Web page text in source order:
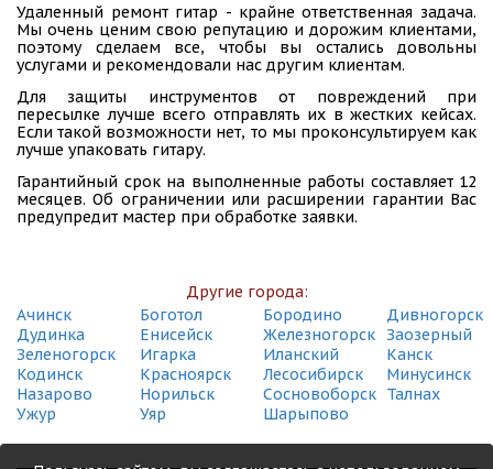
Удаленный ремонт гитар - крайне ответственная задача.
Мы очень ценим свою репутацию и дорожим клиентами,
поэтому сделаем все, чтобы вы остались довольны
услугами и рекомендовали нас другим клиентам.
Для защиты инструментов от повреждений при
пересылке лучше всего отправлять их в жестких кейсах.
Если такой возможности нет, то мы проконсультируем как
лучше упаковать гитару.
Гарантийный срок на выполненные работы составляет 12
месяцев. Об ограничении или расширении гарантии Вас
предупредит мастер при обработке заявки.
Другие города:
Ачинск
Боготол Бородино
Дивногорск
Дудинка
Енисейск Железногорск Заозерный
Зеленогорск
Игарка Иланский
Канск
Кодинск
Красноярск Лесосибирск
Минусинск
Назарово
Норильск Сосновоборск Талнах
Ужур
Уяр Шарыпово